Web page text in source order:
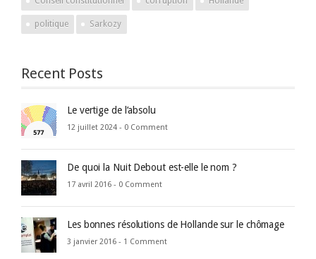
politique Sarkozy
Recent Posts
Le vertige de l’absolu
12 juillet 2024 - 0 Comment
De quoi la Nuit Debout est-elle le nom ?
17 avril 2016 - 0 Comment
Les bonnes résolutions de Hollande sur le chômage
3 janvier 2016 - 1 Comment